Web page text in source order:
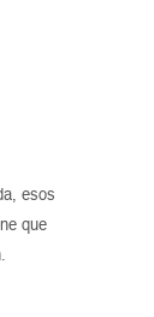
esos
que